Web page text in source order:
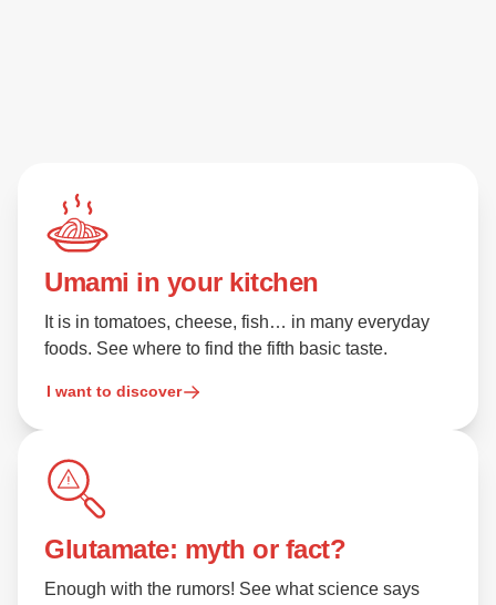
Umami in your kitchen
It is in tomatoes, cheese, fish… in many everyday
foods. See where to find the fifth basic taste.
I want to discover
Glutamate: myth or fact?
Enough with the rumors! See what science says